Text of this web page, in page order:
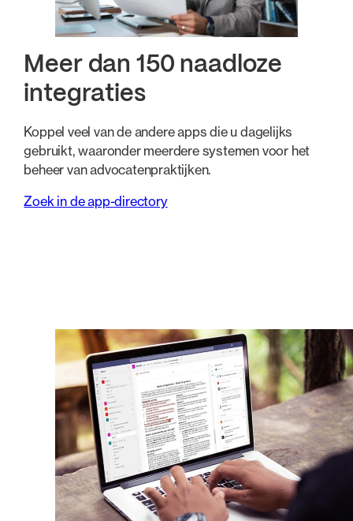
Meer dan 150 naadloze
integraties
Koppel veel van de andere apps die u dagelijks
gebruikt, waaronder meerdere systemen voor het
beheer van advocatenpraktijken.
Zoek in de app-directory